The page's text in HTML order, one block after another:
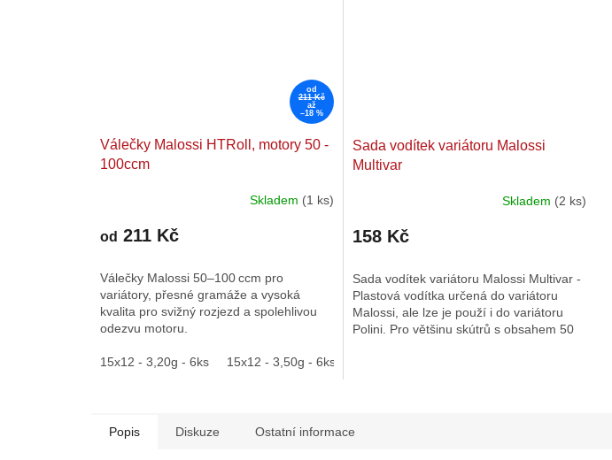
od
211 Kč
až
–18 %
Válečky Malossi HTRoll, motory 50 -
100ccm
Skladem (1 ks)
od 211 Kč
Válečky Malossi 50–100 ccm pro
variátory, přesné gramáže a vysoká
kvalita pro svižný rozjezd a spolehlivou
odezvu motoru.
15x12 - 3,20g - 6ks 15x12 - 3,50g - 6ks
Sada vodítek variátoru Malossi
Multivar
Skladem (2 ks)
158 Kč
Sada vodítek variátoru Malossi Multivar -
Plastová vodítka určená do variátoru
Malossi, ale lze je použí i do variátoru
Polini. Pro většinu skútrů s obsahem 50
Popis Diskuze Ostatní informace